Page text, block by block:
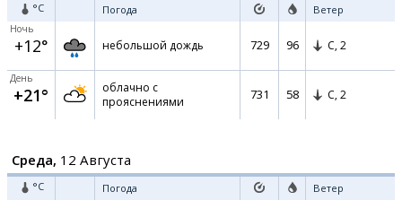
°C Погода Ветер
Ночь
+12° небольшой дождь 729 96 С, 2
День
+21°
облачно с
прояснениями
731 58 С, 2
Среда, 12 Августа
°C Погода Ветер